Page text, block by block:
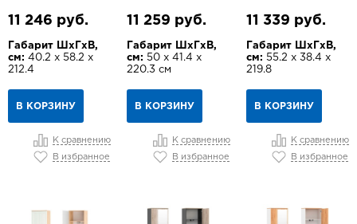
11 246 руб.
Габарит ШхГхВ,
см: 40.2 х 58.2 х
212.4
В КОРЗИНУ
К сравнению
В избранное
11 259 руб.
Габарит ШхГхВ,
см: 50 х 41.4 х
220.3 см
В КОРЗИНУ
К сравнению
В избранное
11 339 руб.
Габарит ШхГхВ,
см: 55.2 х 38.4 х
219.8
В КОРЗИНУ
К сравнению
В избранное